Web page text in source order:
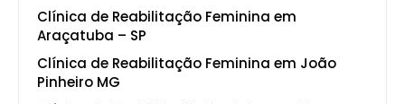
Clínica de Reabilitação Feminina em
Araçatuba – SP
Clínica de Reabilitação Feminina em João
Pinheiro MG